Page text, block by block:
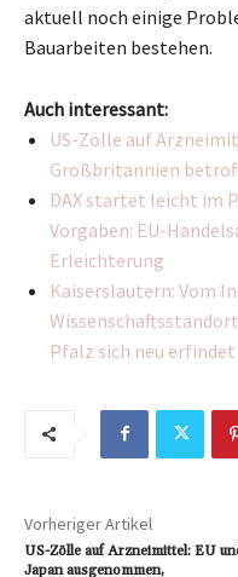
aktuell noch einige
Bauarbeiten bestehen.
Auch interessant:
US-Zölle auf
Großbritannien
DAX startet leicht im
Vorgaben: EU-
Erleichterung
Kaiserslautern: Vom
Pfalz sich neu erfindet
Vorheriger Artikel
US-Zölle auf Arzneimittel: EU
Japan ausgenommen,